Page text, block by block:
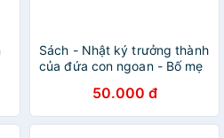
Sách - Nhật ký trưởng thành
của đứa con ngoan - Bố mẹ
50.000 đ